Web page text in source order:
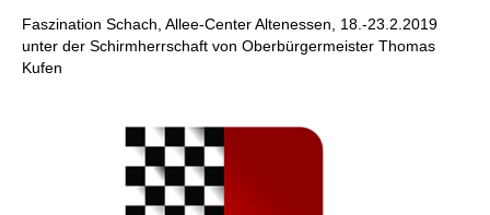
Faszination Schach, Allee-Center Altenessen, 18.-23.2.2019
unter der Schirmherrschaft von Oberbürgermeister Thomas
Kufen